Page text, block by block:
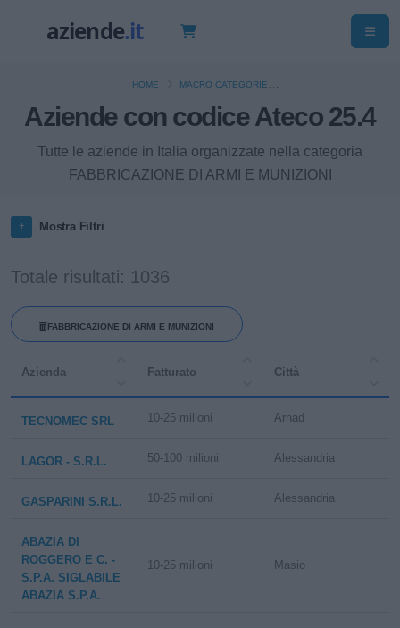
Aziende con codice Ateco 25.4
Tutte le aziende in Italia organizzate nella categoria
FABBRICAZIONE DI ARMI E MUNIZIONI
HOME MACRO CATEGORIE
FABBRICAZIONE DI PRODOTTI IN METALLO (ESCLUSI MACCHINARI E
ATTREZZATURE)
Mostra Filtri
Totale risultati: 1036
FABBRICAZIONE DI ARMI E MUNIZIONI
Azienda Fatturato Città
TECNOMEC SRL 10-25 milioni Arnad
LAGOR - S.R.L. 50-100 milioni Alessandria
GASPARINI S.R.L. 10-25 milioni Alessandria
ABAZIA DI
ROGGERO E C. -
S.P.A. SIGLABILE
ABAZIA S.P.A.
10-25 milioni Masio